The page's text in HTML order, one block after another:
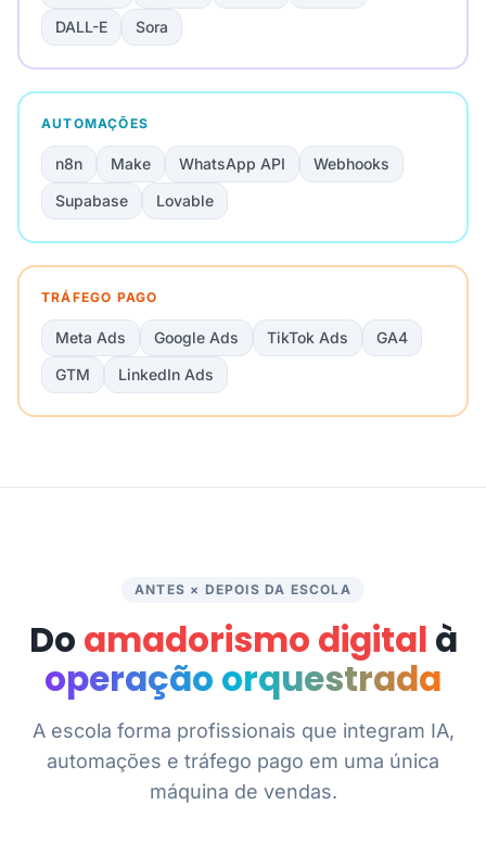
DALL-E
Sora
AUTOMAÇÕES
n8n Make WhatsApp API
Webhooks
Supabase
Lovable
TRÁFEGO PAGO
Meta Ads Google Ads TikTok Ads
GA4
GTM
LinkedIn Ads
ANTES × DEPOIS DA ESCOLA
Do amadorismo digital à
operação orquestrada
A escola forma profissionais que integram IA,
automações e tráfego pago em uma única
máquina de vendas.